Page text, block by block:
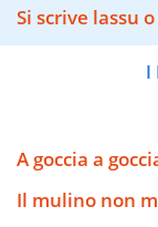
Si scrive lassu
I
A goccia a
Il mulino non